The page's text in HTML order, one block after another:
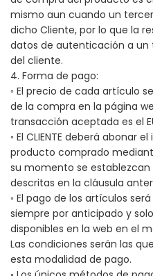
mismo aun cuando un
dicho Cliente, por lo que la
datos de autenticación a un
del cliente.
4. Forma de pago:
◦ El precio de cada artículo
de la compra en la página
transacción aceptada es el
◦ El CLIENTE deberá abonar
producto comprado
su momento se
descritas en la cláusula
◦ El pago de los artículos
siempre por anticipado y
disponibles en la web en el
Las condiciones serán las
esta modalidad de pago.